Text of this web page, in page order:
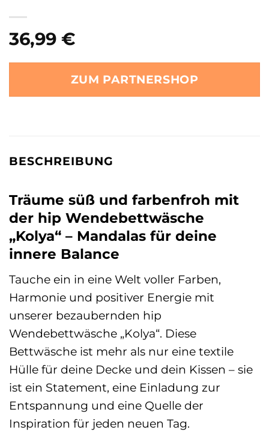
36,99 €
ZUM PARTNERSHOP
BESCHREIBUNG
Träume süß und farbenfroh mit
der hip Wendebettwäsche
„Kolya“ – Mandalas für deine
innere Balance
Tauche ein in eine Welt voller Farben,
Harmonie und positiver Energie mit
unserer bezaubernden hip
Wendebettwäsche „Kolya“. Diese
Bettwäsche ist mehr als nur eine textile
Hülle für deine Decke und dein Kissen – sie
ist ein Statement, eine Einladung zur
Entspannung und eine Quelle der
Inspiration für jeden neuen Tag.